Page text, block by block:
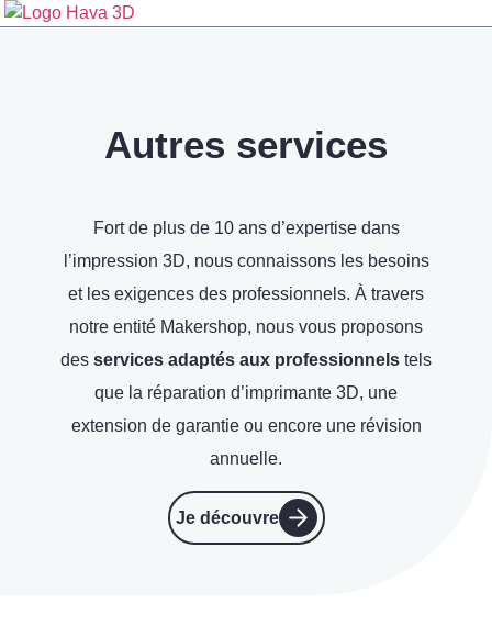
Autres services
Fort de plus de 10 ans d’expertise dans
l’impression 3D, nous connaissons les besoins
et les exigences des professionnels. À travers
notre entité Makershop, nous vous proposons
des services adaptés aux professionnels tels
que la réparation d’imprimante 3D, une
extension de garantie ou encore une révision
annuelle.
Je découvre